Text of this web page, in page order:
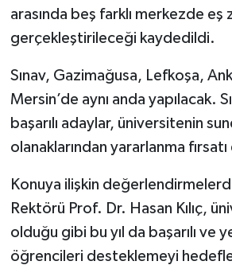
arasında beş farklı merkezde eş
gerçekleştirileceği kaydedildi.
Sınav, Gazimağusa, Lefkoşa,
Mersin’de aynı anda yapılacak.
başarılı adaylar, üniversitenin
olanaklarından yararlanma
Konuya ilişkin
Rektörü Prof. Dr. Hasan Kılıç,
olduğu gibi bu yıl da başarılı ve
öğrencileri desteklemeyi